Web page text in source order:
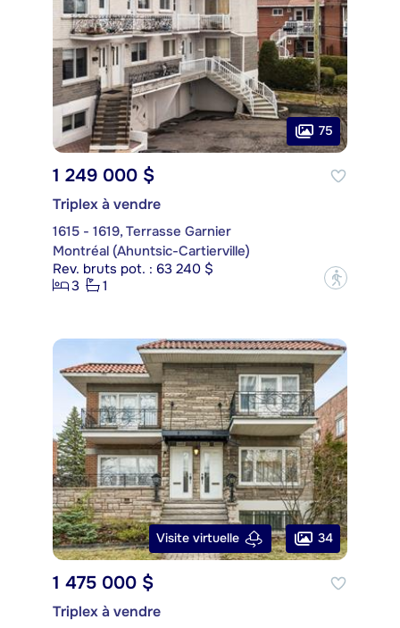
75
1 249 000 $
Triplex à vendre
1615 - 1619, Terrasse Garnier
Montréal (Ahuntsic-Cartierville)
Rev. bruts pot. : 63 240 $
3
1 ?
Visite virtuelle 34
1 475 000 $
Triplex à vendre